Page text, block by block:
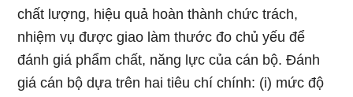
chất lượng, hiệu quả hoàn thành chức trách,
nhiệm vụ được giao làm thước đo chủ yếu để
đánh giá phẩm chất, năng lực của cán bộ. Đánh
giá cán bộ dựa trên hai tiêu chí chính: (i) mức độ